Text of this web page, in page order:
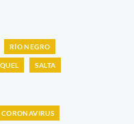
RÍO NEGRO
SALTA
CORONAVIRUS